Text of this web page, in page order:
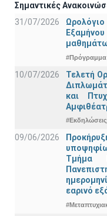
Σημαντικές
31/07/2026
#Πρόγραμμα
10/07/2026
Τελετή
και
#Εκδηλώσεις
09/06/2026
Τμήμα
εαρινό